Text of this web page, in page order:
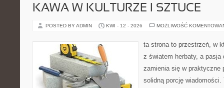
KAWA W KULTURZE I SZTUCE
POSTED BY ADMIN KWI - 12 - 2026 MOŻLIWOŚĆ
ta strona to przestrzeń, w
z światem herbaty, a pasja
zamienia się w praktyczne
solidną porcję